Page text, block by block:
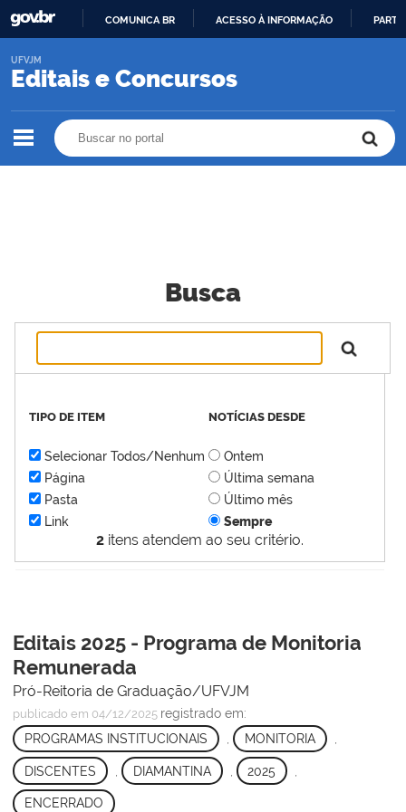
O
COMUNICA BR ACESSO À INFORMAÇÃO
Editais e Concursos
UFVJM
Busca
2 itens atendem ao seu critério.
TIPO DE ITEM
Selecionar Todos/Nenhum
Página
Pasta
Link
NOTÍCIAS DESDE
Ontem
Última semana
Último mês
Sempre
Editais 2025 - Programa de Monitoria
Remunerada
Pró-Reitoria de Graduação/UFVJM
publicado em 04/12/2025 registrado em:
PROGRAMAS INSTITUCIONAIS
MONITORIA
DISCENTES DIAMANTINA 2025
ENCERRADO